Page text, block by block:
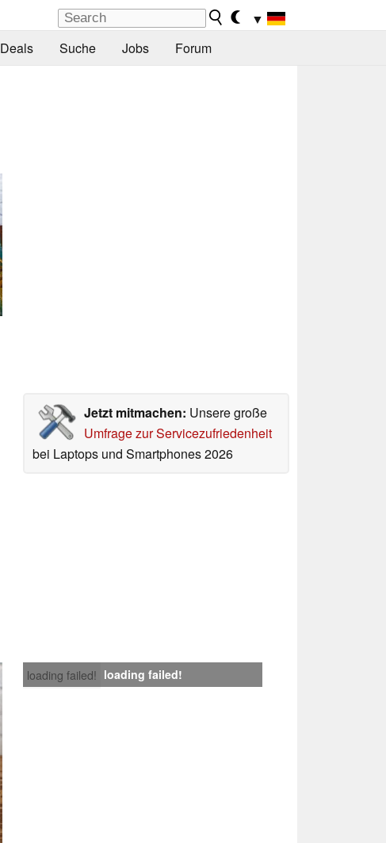
▼
Deals Suche Jobs Forum
Jetzt mitmachen: Unsere große
Umfrage zur Servicezufriedenheit
bei Laptops und Smartphones 2026
loading failed! loading failed!